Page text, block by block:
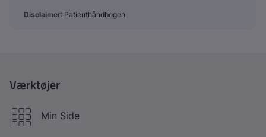
Disclaimer: Patienthåndbogen